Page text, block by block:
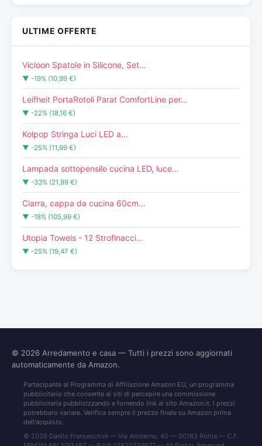
ULTIME OFFERTE
Vicloon Spatole in Silicone, Set…
▼ -19% (10,99 €)
Leifheit PortaRotoli Parat ComfortLine per…
▼ -22% (18,16 €)
Kolpop Stringa Luci LED a…
▼ -25% (11,99 €)
Lampada sottopensile cucina LED, luce…
▼ -33% (21,99 €)
Ciarra, cappa da cucina 60cm…
▼ -18% (105,99 €)
Utopia Towels - 12 Strofinacci…
▼ -25% (19,47 €)
© 2026 Arredamento e casa — Tutti i prezzi sono aggiornati
automaticamente da Amazon.
Partecipante al Programma di Affiliazione Amazon EU, un programma
pubblicitario che consente ai siti di percepire una commissione
pubblicitaria pubblicizzando e fornendo link al sito Amazon.it. I prezzi
potrebbero variare. Verifica sempre il prezzo finale su Amazon prima
dell'acquisto.
© 2026 Danilo Franceschini — Via Amiterno, 40 — 00183 Roma — C.F.